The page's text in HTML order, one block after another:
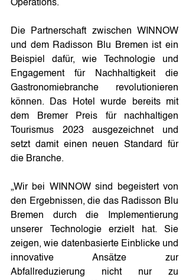
Operations.
Die Partnerschaft zwischen WINNOW
und dem Radisson Blu Bremen ist ein
Beispiel dafür, wie Technologie und
Engagement für Nachhaltigkeit die
Gastronomiebranche revolutionieren
können. Das Hotel wurde bereits mit
dem Bremer Preis für nachhaltigen
Tourismus 2023 ausgezeichnet und
setzt damit einen neuen Standard für
die Branche.
„Wir bei WINNOW sind begeistert von
den Ergebnissen, die das Radisson Blu
Bremen durch die Implementierung
unserer Technologie erzielt hat. Sie
zeigen, wie datenbasierte Einblicke und
innovative Ansätze zur
Abfallreduzierung nicht nur zu